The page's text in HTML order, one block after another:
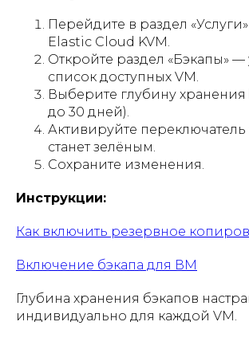
Перейдите в раздел
Elastic Cloud KVM.
Откройте раздел «Бэкапы» —
список доступных VM.
Выберите глубину хранения
до 30 дней).
Активируйте
станет зелёным.
Сохраните изменения.
Инструкции:
Как включить резервное
Включение бэкапа для ВМ
Глубина хранения бэкапов
индивидуально для каждой VM.